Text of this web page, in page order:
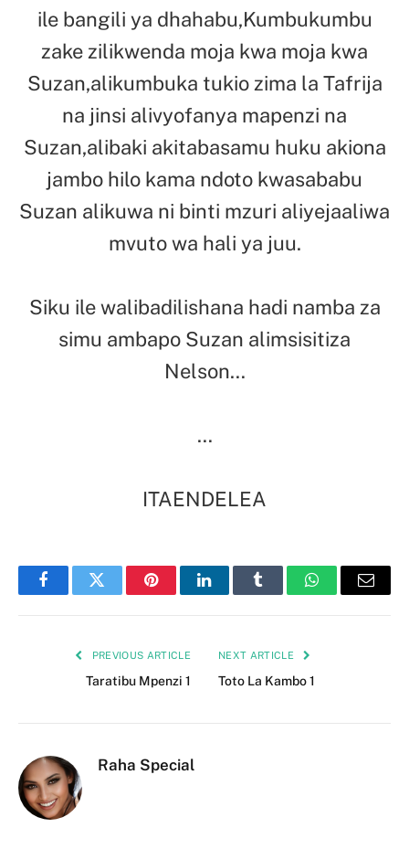
ile bangili ya dhahabu,Kumbukumbu
zake zilikwenda moja kwa moja kwa
Suzan,alikumbuka tukio zima la Tafrija
na jinsi alivyofanya mapenzi na
Suzan,alibaki akitabasamu huku akiona
jambo hilo kama ndoto kwasababu
Suzan alikuwa ni binti mzuri aliyejaaliwa
mvuto wa hali ya juu.
Siku ile walibadilishana hadi namba za
simu ambapo Suzan alimsisitiza
Nelson…
…
ITAENDELEA
FacebookTwitter PinterestLinkedInTumblr WhatsAppEmail
PREVIOUS ARTICLE
Taratibu Mpenzi 1
NEXT ARTICLE
Toto La Kambo 1
Raha Special